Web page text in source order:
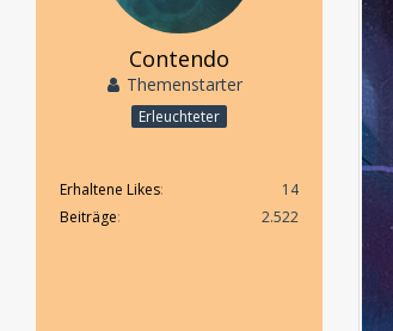
Contendo
Themenstarter
Erleuchteter
Erhaltene Likes
14
Beiträge
2.522